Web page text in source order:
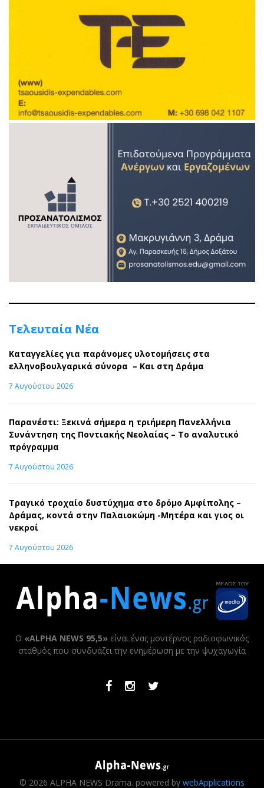
Τελευταία Νέα
Καταγγελίες για παράνομες υλοτομήσεις στα
ελληνοβουλγαρικά σύνορα – Και στη Δράμα
7 Αυγούστου 2026
Παρανέστι: Ξεκινά σήμερα η τριήμερη Πανελλήνια
Συνάντηση της Ποντιακής Νεολαίας – Το αναλυτικό
πρόγραμμα
7 Αυγούστου 2026
Τραγικό τροχαίο δυστύχημα στο δρόμο Αμφίπολης –
Δράμας, κοντά στην Παλαιοκώμη -Μητέρα και γιος οι
νεκροί
7 Αυγούστου 2026
Ο «ALPHA NEWS 95,5» είναι ένας μοντέρνος ραδιοφωνικός
σταθμός που συνδυάζει την ενημέρωση με την ψυχαγωγία
FacebookInstagramTwitter
© 2026 ALPHA NEWS Drama. powered by webApplications